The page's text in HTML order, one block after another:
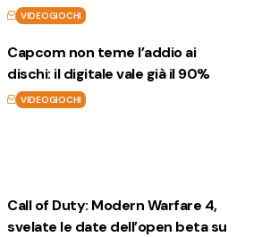
VIDEOGIOCHI
Capcom non teme l’addio ai
dischi: il digitale vale già il 90%
VIDEOGIOCHI
Call of Duty: Modern Warfare 4,
svelate le date dell’open beta su